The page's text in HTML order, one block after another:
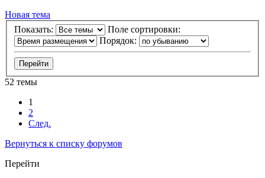
Новая тема
Показать:
Поле сортировки:
Порядок:
52 темы
1
2
След.
Вернуться к списку форумов
Перейти